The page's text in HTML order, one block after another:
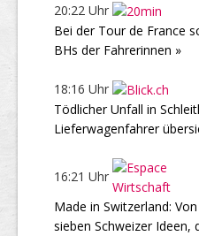
20:22 Uhr
Bei der Tour de France
BHs der Fahrerinnen »
18:16 Uhr
Tödlicher Unfall in
Lieferwagenfahrer
16:21 Uhr
Made in Switzerland:
sieben Schweizer Ideen,